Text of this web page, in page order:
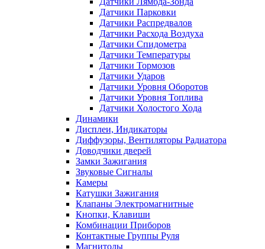
Датчики Парковки
Датчики Распредвалов
Датчики Расхода Воздуха
Датчики Спидометра
Датчики Температуры
Датчики Тормозов
Датчики Ударов
Датчики Уровня Оборотов
Датчики Уровня Топлива
Датчики Холостого Хода
Динамики
Дисплеи, Индикаторы
Диффузоры, Вентиляторы Радиатора
Доводчики дверей
Замки Зажигания
Звуковые Сигналы
Камеры
Катушки Зажигания
Клапаны Электромагнитные
Кнопки, Клавиши
Комбинации Приборов
Контактные Группы Руля
Магнитолы